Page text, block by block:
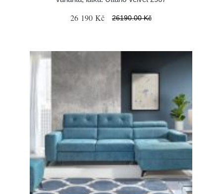
26 190 Kč 26190.00 Kč